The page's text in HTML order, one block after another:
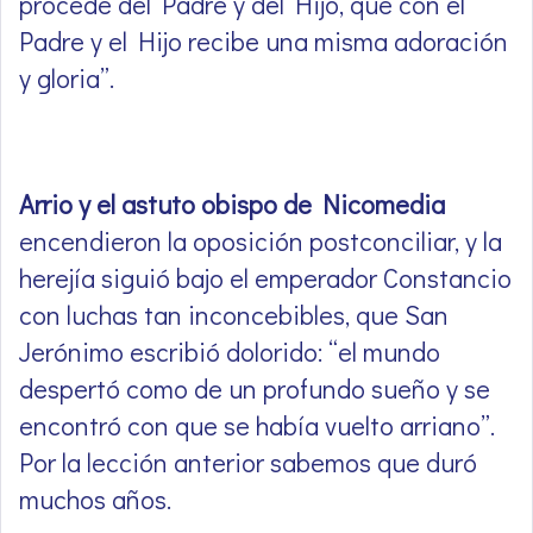
Padre y el Hijo recibe una misma adoración
y gloria”.
Arrio y el astuto obispo de Nicomedia
encendieron la oposición postconciliar, y la
herejía siguió bajo el emperador Constancio
con luchas tan inconcebibles, que San
Jerónimo escribió dolorido: “el mundo
despertó como de un profundo sueño y se
encontró con que se había vuelto arriano”.
Por la lección anterior sabemos que duró
muchos años.